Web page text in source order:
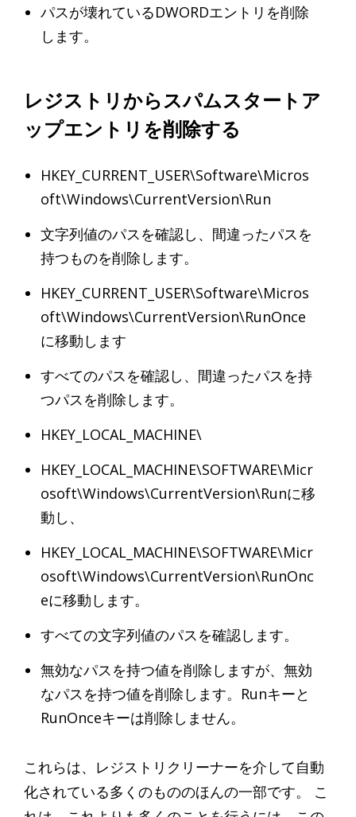
パスが壊れているDWORDエントリを削除
します。
レジストリからスパムスタートア
ップエントリを削除する
HKEY_CURRENT_USER\Software\Micros
oft\Windows\CurrentVersion\Run
文字列値のパスを確認し、間違ったパスを
持つものを削除します。
HKEY_CURRENT_USER\Software\Micros
oft\Windows\CurrentVersion\RunOnce
に移動します
すべてのパスを確認し、間違ったパスを持
つパスを削除します。
HKEY_LOCAL_MACHINE\
HKEY_LOCAL_MACHINE\SOFTWARE\Micr
osoft\Windows\CurrentVersion\Runに移
動し、
HKEY_LOCAL_MACHINE\SOFTWARE\Micr
osoft\Windows\CurrentVersion\RunOnc
eに移動します。
すべての文字列値のパスを確認します。
無効なパスを持つ値を削除しますが、無効
なパスを持つ値を削除します。Runキーと
RunOnceキーは削除しません。
これらは、レジストリクリーナーを介して自動
化されている多くのもののほんの一部です。 こ